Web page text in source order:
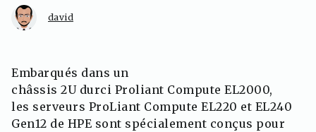
david
Embarqués dans un
châssis 2U durci Proliant Compute EL2000,
les serveurs ProLiant Compute EL220 et EL240
Gen12 de HPE sont spécialement conçus pour